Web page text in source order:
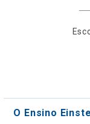
O Ensino